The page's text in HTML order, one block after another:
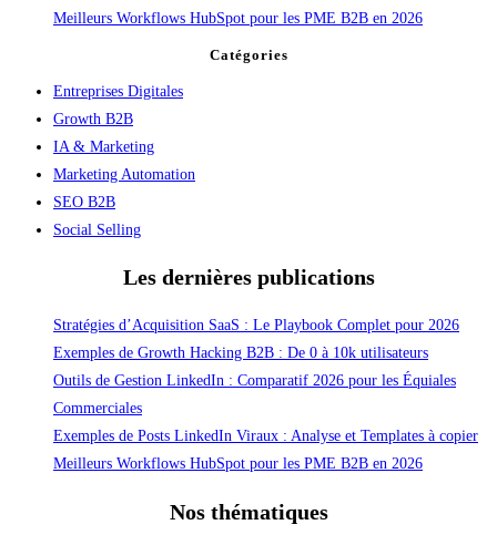
Meilleurs Workflows HubSpot pour les PME B2B en 2026
Catégories
Entreprises Digitales
Growth B2B
IA & Marketing
Marketing Automation
SEO B2B
Social Selling
Les dernières publications
Stratégies d’Acquisition SaaS : Le Playbook Complet pour 2026
Exemples de Growth Hacking B2B : De 0 à 10k utilisateurs
Outils de Gestion LinkedIn : Comparatif 2026 pour les Équiales
Commerciales
Exemples de Posts LinkedIn Viraux : Analyse et Templates à copier
Meilleurs Workflows HubSpot pour les PME B2B en 2026
Nos thématiques